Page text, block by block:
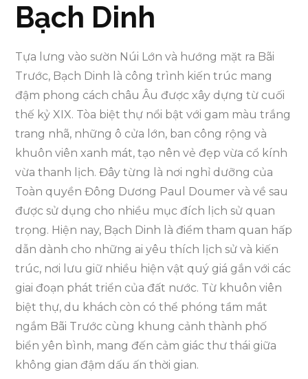
Bạch Dinh
Tựa lưng vào sườn Núi Lớn và hướng mặt ra Bãi
Trước, Bạch Dinh là công trình kiến trúc mang
đậm phong cách châu Âu được xây dựng từ cuối
thế kỷ XIX. Tòa biệt thự nổi bật với gam màu trắng
trang nhã, những ô cửa lớn, ban công rộng và
khuôn viên xanh mát, tạo nên vẻ đẹp vừa cổ kính
vừa thanh lịch. Đây từng là nơi nghỉ dưỡng của
Toàn quyền Đông Dương Paul Doumer và về sau
được sử dụng cho nhiều mục đích lịch sử quan
trọng. Hiện nay, Bạch Dinh là điểm tham quan hấp
dẫn dành cho những ai yêu thích lịch sử và kiến
trúc, nơi lưu giữ nhiều hiện vật quý giá gắn với các
giai đoạn phát triển của đất nước. Từ khuôn viên
biệt thự, du khách còn có thể phóng tầm mắt
ngắm Bãi Trước cùng khung cảnh thành phố
biển yên bình, mang đến cảm giác thư thái giữa
không gian đậm dấu ấn thời gian.